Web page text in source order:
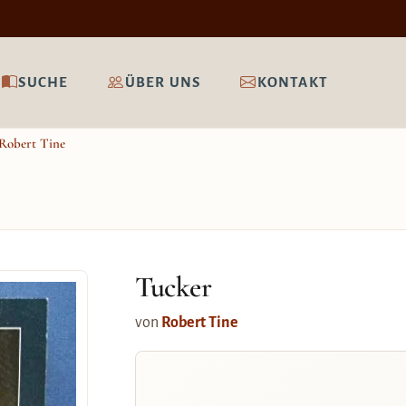
SUCHE ÜBER UNS KONTAKT
Robert Tine
Tucker
von Robert Tine